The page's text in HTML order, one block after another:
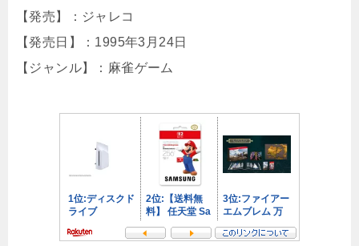
【発売】：ジャレコ
【発売日】：1995年3月24日
【ジャンル】：麻雀ゲーム